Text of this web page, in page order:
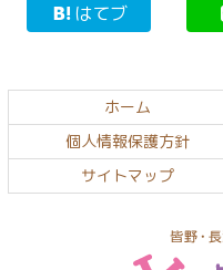
文
の
へ
へ
戻
はてブ
ホーム
個人情報保護方針
サイトマップ